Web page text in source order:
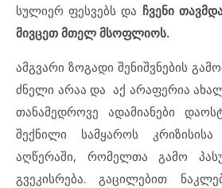
სულიერ ფესვებს და ჩვენი
მივცეთ მთელ მსოფლიოს.
ამგვარი ზოგადი შენიშვნების
ძნელი არაა და აქ არაფერია
თანამედროვე ადამიანები
შექნილი სამყაროს
აღწერაში, რომელთა გამო
გვეკისრება. გაცილებით